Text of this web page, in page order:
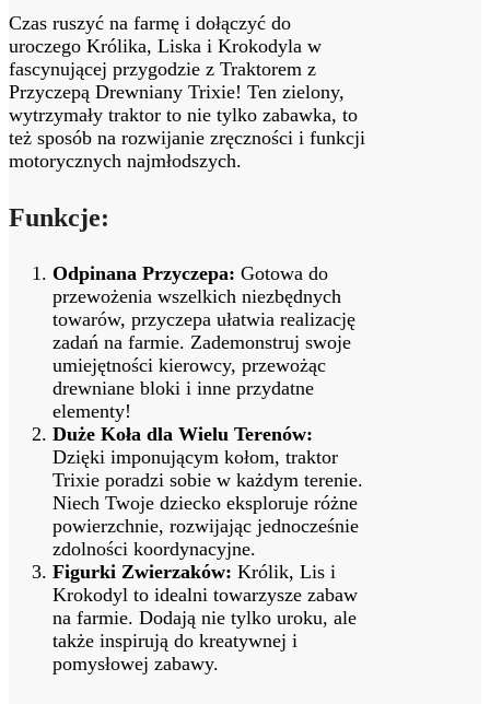
Czas ruszyć na farmę i dołączyć do
uroczego Królika, Liska i Krokodyla w
fascynującej przygodzie z Traktorem z
Przyczepą Drewniany Trixie! Ten zielony,
wytrzymały traktor to nie tylko zabawka, to
też sposób na rozwijanie zręczności i funkcji
motorycznych najmłodszych.
Funkcje:
Odpinana Przyczepa: Gotowa do
przewożenia wszelkich niezbędnych
towarów, przyczepa ułatwia realizację
zadań na farmie. Zademonstruj swoje
umiejętności kierowcy, przewożąc
drewniane bloki i inne przydatne
elementy!
Duże Koła dla Wielu Terenów:
Dzięki imponującym kołom, traktor
Trixie poradzi sobie w każdym terenie.
Niech Twoje dziecko eksploruje różne
powierzchnie, rozwijając jednocześnie
zdolności koordynacyjne.
Figurki Zwierzaków: Królik, Lis i
Krokodyl to idealni towarzysze zabaw
na farmie. Dodają nie tylko uroku, ale
także inspirują do kreatywnej i
pomysłowej zabawy.